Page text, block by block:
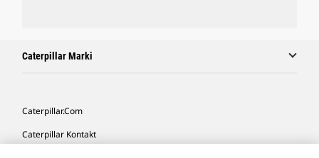
Caterpillar Marki
Caterpillar.com
Caterpillar Kontakt